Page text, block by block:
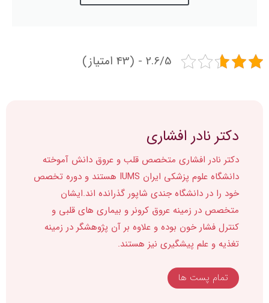
2.6/5 - (43 امتیاز)
دکتر نادر افشاری
دکتر نادر افشاری متخصص قلب و عروق دانش آموخته
دانشگاه علوم پزشکی ایران IUMS هستند و دوره تخصص
خود را در دانشگاه جندی شاپور گذرانده اند.ایشان
متخصص در زمینه عروق کرونر و بیماری های قلبی و
کنترل فشار خون بوده و علاوه بر آن پژوهشگر در زمینه
تغذیه و علم پیشگیری نیز هستند.
تمام پست ها